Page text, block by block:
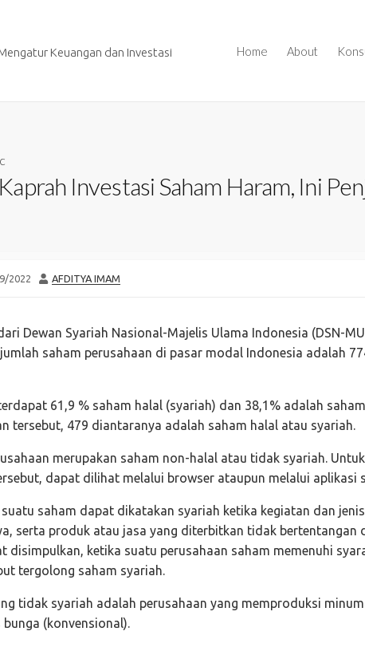
Keuangan dan Investasi Home About
Investasi Saham Haram, Ini
2022 AUTHOR
AFDITYA IMAM
Dewan Syariah Nasional-Majelis Ulama Indonesia (DSN-
saham perusahaan di pasar modal Indonesia adalah
61,9 % saham halal (syariah) dan 38,1% adalah
tersebut, 479 diantaranya adalah saham halal atau syariah.
merupakan saham non-halal atau tidak syariah.
dapat dilihat melalui browser ataupun melalui aplikasi
suatu saham dapat dikatakan syariah ketika kegiatan dan
serta produk atau jasa yang diterbitkan tidak bertentangan
disimpulkan, ketika suatu perusahaan saham memenuhi
tergolong saham syariah.
tidak syariah adalah perusahaan yang memproduksi
bunga (konvensional).